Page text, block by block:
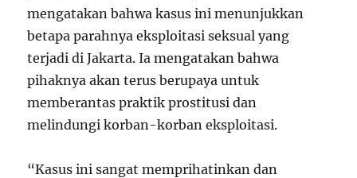
mengatakan bahwa kasus ini menunjukkan
betapa parahnya eksploitasi seksual yang
terjadi di Jakarta. Ia mengatakan bahwa
pihaknya akan terus berupaya untuk
memberantas praktik prostitusi dan
melindungi korban-korban eksploitasi.
“Kasus ini sangat memprihatinkan dan